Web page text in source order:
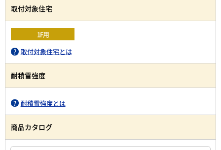
取付対象住宅
1F用
取付対象住宅とは
耐積雪強度
耐積雪強度とは
商品カタログ